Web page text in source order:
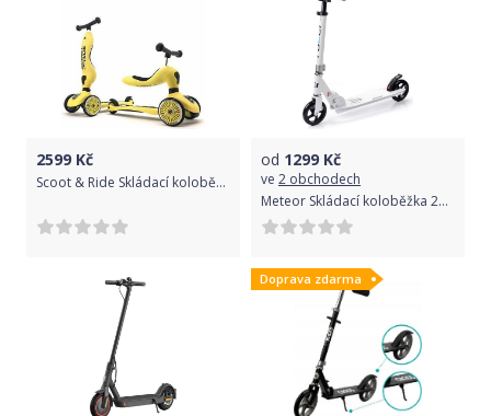
maximální zatížení 80 kg
hmotnost 7 kg
2599 Kč
Scoot & Ride Skládací koloběžka 2v1 Highwaykick 1
od 1299 Kč
ve 2 obchodech
Meteor Skládací koloběžka 22766 Racer Q3 bílá
Doprava zdarma